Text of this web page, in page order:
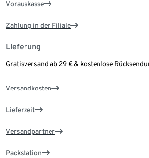
Vorauskasse
Zahlung in der Filiale
Lieferung
Gratisversand ab 29 € & kostenlose
Versandkosten
Lieferzeit
Versandpartner
Packstation